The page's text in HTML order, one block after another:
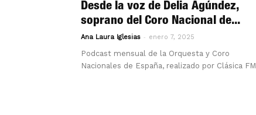
Desde la voz de Delia Agúndez,
soprano del Coro Nacional de...
Ana Laura Iglesias - enero 7, 2025
Podcast mensual de la Orquesta y Coro
Nacionales de España, realizado por Clásica FM